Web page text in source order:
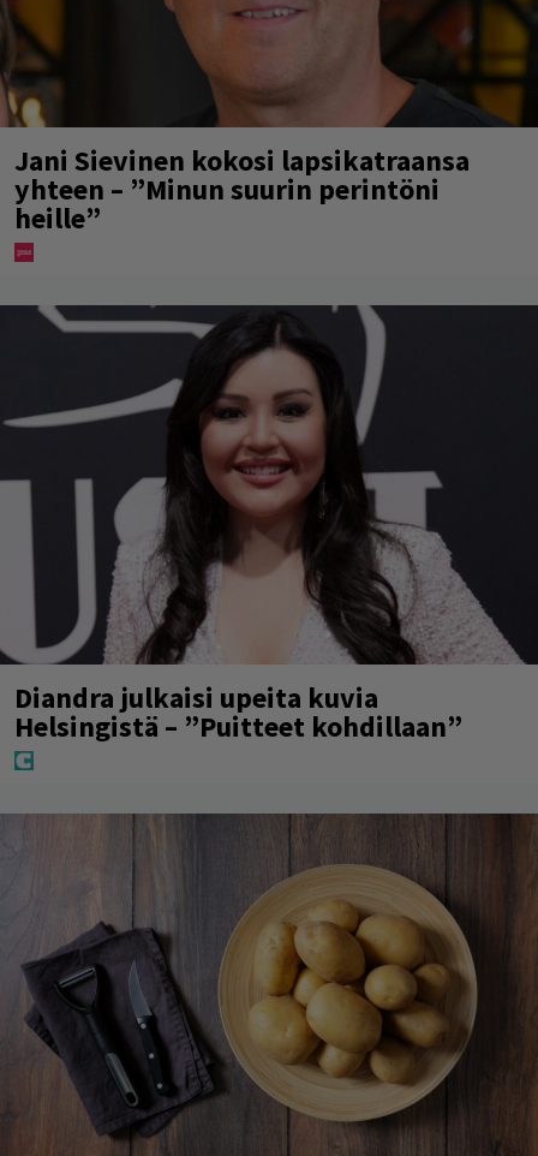
Jani Sievinen kokosi lapsikatraansa
yhteen – ”Minun suurin perintöni
heille”
Diandra julkaisi upeita kuvia
Helsingistä – ”Puitteet kohdillaan”